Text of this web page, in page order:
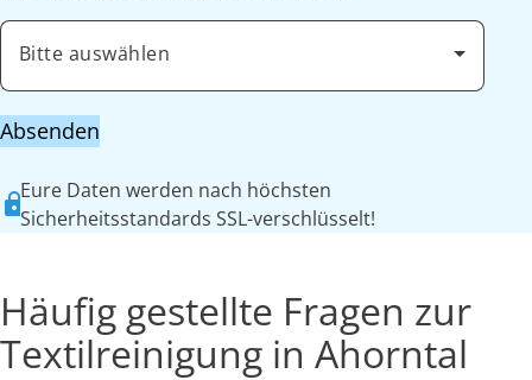
Bitte auswählen
Absenden
Eure Daten werden nach höchsten
Sicherheitsstandards SSL-verschlüsselt!
Häufig gestellte Fragen zur
Textilreinigung in Ahorntal